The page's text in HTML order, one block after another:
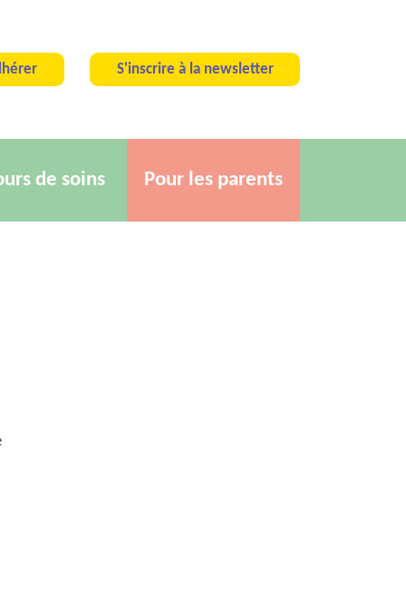
S'inscrire à la newsletter
de soins Pour les parents